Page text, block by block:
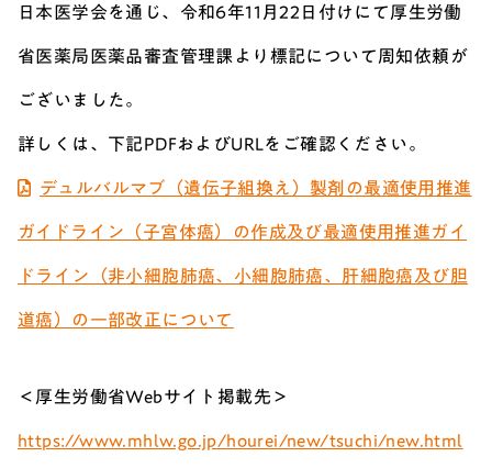
日本医学会を通じ、令和6年11月22日付けにて厚生労働
省医薬局医薬品審査管理課より標記について周知依頼が
ございました。
詳しくは、下記PDFおよびURLをご確認ください。
デュルバルマブ（遺伝子組換え）製剤の最適使用推進
ガイドライン（子宮体癌）の作成及び最適使用推進ガイ
ドライン（非小細胞肺癌、小細胞肺癌、肝細胞癌及び胆
道癌）の一部改正について
＜厚生労働省Webサイト掲載先＞
https://www.mhlw.go.jp/hourei/new/tsuchi/new.html